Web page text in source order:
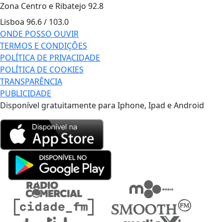
Zona Centro e Ribatejo 92.8
Lisboa 96.6 / 103.0
ONDE POSSO OUVIR
TERMOS E CONDIÇÕES
POLÍTICA DE PRIVACIDADE
POLÍTICA DE COOKIES
TRANSPARÊNCIA
PUBLICIDADE
Disponível gratuitamente para Iphone, Ipad e Android